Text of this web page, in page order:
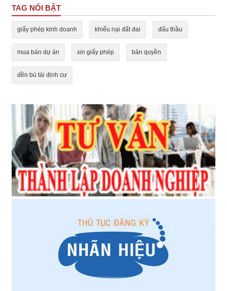
TAG NỔI BẬT
giấy phép kinh doanh khiếu nại đất đai đấu thầu
mua bán dự án xin giấy phép bản quyền
đền bù tái định cư